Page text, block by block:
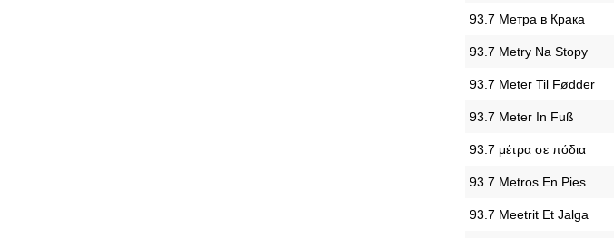
‎93.7 Метра в Крака
‎93.7 Metry Na Stopy
‎93.7 Meter Til Fødder
‎93.7 Meter In Fuß
‎93.7 μέτρα σε πόδια
‎93.7 Metros En Pies
‎93.7 Meetrit Et Jalga